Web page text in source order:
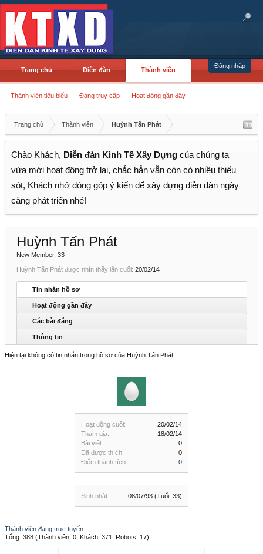
Đăng nhập
Trang chủ Diễn đàn Thành viên
Thành viên tiêu biểu Đang truy cập Hoạt động gần đây
Trang chủ Thành viên Huỳnh Tấn Phát
Chào Khách, Diễn đàn Kinh Tế Xây Dựng của chúng ta
vừa mới hoạt động trở lại, chắc hẳn vẫn còn có nhiều thiếu
sót, Khách nhớ đóng góp ý kiến để xây dựng diễn đàn ngày
càng phát triển nhé!
Hoạt động cuối:
20/02/14
Tham gia:
18/02/14
Bài viết:
0
Đã được thích:
0
Điểm thành tích:
0
Sinh nhật: 08/07/93 (Tuổi: 33)
Huỳnh Tấn Phát
New Member, 33
Huỳnh Tấn Phát được nhìn thấy lần cuối: 20/02/14
Tin nhắn hồ sơ
Hoạt động gần đây
Các bài đăng
Thông tin
Hiện tại không có tin nhắn trong hồ sơ của Huỳnh Tấn Phát.
Thành viên đang trực tuyến
Tổng: 388 (Thành viên: 0, Khách: 371, Robots: 17)